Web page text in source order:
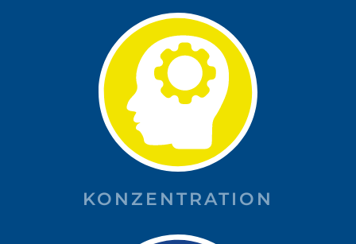
KONZENTRATION